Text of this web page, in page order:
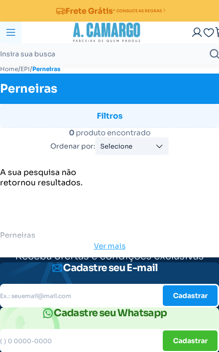
Frete Grátis* CONSULTE AS REGRAS
Home/EPI/Perneiras
Perneiras
Filtros
0produto encontrado
Ordenar por: Selecione
A sua pesquisa não
retornou resultados.
Perneiras
Ver mais
Receba ofertas e condições exclusivas
Cadastre seu E-mail
Cadastrar
Cadastre seu Whatsapp
Cadastrar